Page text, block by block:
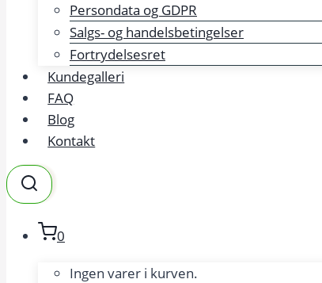
Persondata og GDPR
Salgs- og handelsbetingelser
Fortrydelsesret
Kundegalleri
FAQ
Blog
Kontakt
0
Ingen varer i kurven.